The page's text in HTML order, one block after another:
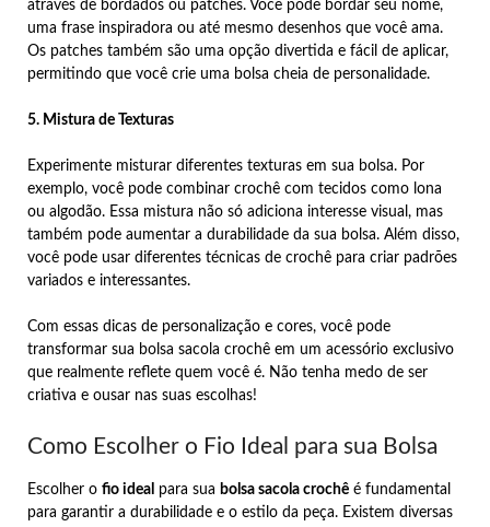
através de bordados ou patches. Você pode bordar seu nome,
uma frase inspiradora ou até mesmo desenhos que você ama.
Os patches também são uma opção divertida e fácil de aplicar,
permitindo que você crie uma bolsa cheia de personalidade.
5. Mistura de Texturas
Experimente misturar diferentes texturas em sua bolsa. Por
exemplo, você pode combinar crochê com tecidos como lona
ou algodão. Essa mistura não só adiciona interesse visual, mas
também pode aumentar a durabilidade da sua bolsa. Além disso,
você pode usar diferentes técnicas de crochê para criar padrões
variados e interessantes.
Com essas dicas de personalização e cores, você pode
transformar sua bolsa sacola crochê em um acessório exclusivo
que realmente reflete quem você é. Não tenha medo de ser
criativa e ousar nas suas escolhas!
Como Escolher o Fio Ideal para sua Bolsa
Escolher o fio ideal para sua bolsa sacola crochê é fundamental
para garantir a durabilidade e o estilo da peça. Existem diversas